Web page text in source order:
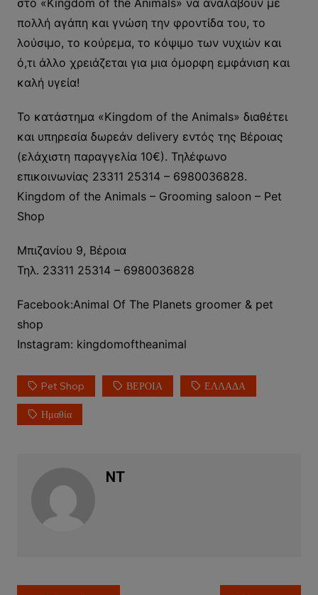
στο «Kingdom of the Animals» να αναλάβουν με
πολλή αγάπη και γνώση την φροντίδα του, το
λούσιμο, το κούρεμα, το κόψιμο των νυχιών και
ό,τι άλλο χρειάζεται για μια όμορφη εμφάνιση και
καλή υγεία!
Το κατάστημα «Kingdom of the Animals» διαθέτει
και υπηρεσία δωρεάν delivery εντός της Βέροιας
(ελάχιστη παραγγελία 10€). Τηλέφωνο
επικοινωνίας 23311 25314 – 6980036828.
Kingdom of the Animals – Grooming saloon – Pet
Shop
Μπιζανίου 9, Βέροια
Τηλ. 23311 25314 – 6980036828
Facebook:Animal Of The Planets groomer & pet
shop
Instagram: kingdomoftheanimal
Pet Shop ΒΕΡΟΙΑ ΕΛΛΑΔΑ
Ημαθία
NT